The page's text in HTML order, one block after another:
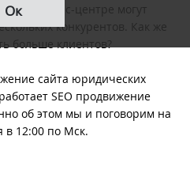
бизнес-центре могут
конкурентов. Как же
больше клиентов?
сайта юридических
SEO продвижение
об этом мы и поговорим на
в 12:00 по Мск.
Ок